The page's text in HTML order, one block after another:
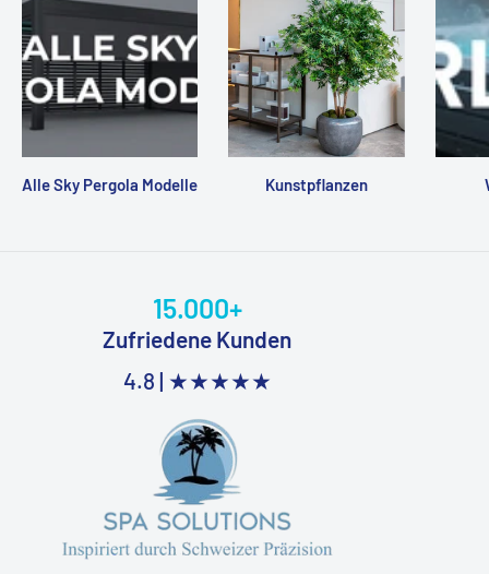
Alle Sky Pergola Modelle Kunstpflanzen
15.000+
Zufriedene Kunden
4.8 | ★★★★★